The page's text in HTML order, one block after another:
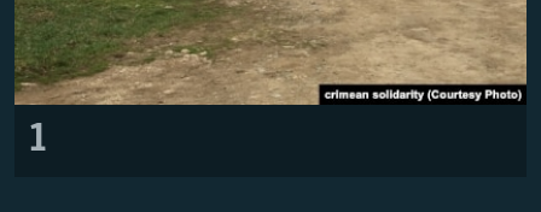
Усі сайти RFE/RL
1